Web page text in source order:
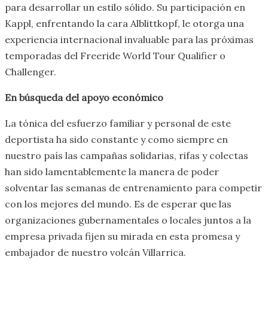
para desarrollar un estilo sólido. Su participación en
Kappl, enfrentando la cara Alblittkopf, le otorga una
experiencia internacional invaluable para las próximas
temporadas del Freeride World Tour Qualifier o
Challenger.
En búsqueda del apoyo económico
La tónica del esfuerzo familiar y personal de este
deportista ha sido constante y como siempre en
nuestro país las campañas solidarias, rifas y colectas
han sido lamentablemente la manera de poder
solventar las semanas de entrenamiento para competir
con los mejores del mundo. Es de esperar que las
organizaciones gubernamentales o locales juntos a la
empresa privada fijen su mirada en esta promesa y
embajador de nuestro volcán Villarrica.